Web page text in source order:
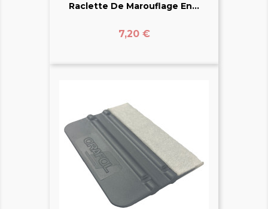
Raclette De Marouflage En...
Prix
7,20 €